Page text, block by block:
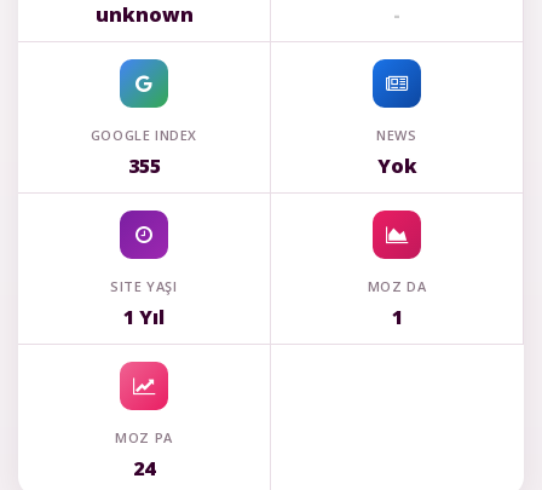
unknown -
GOOGLE INDEX
355
NEWS
Yok
SITE YAŞI
1 Yıl
MOZ DA
1
MOZ PA
24